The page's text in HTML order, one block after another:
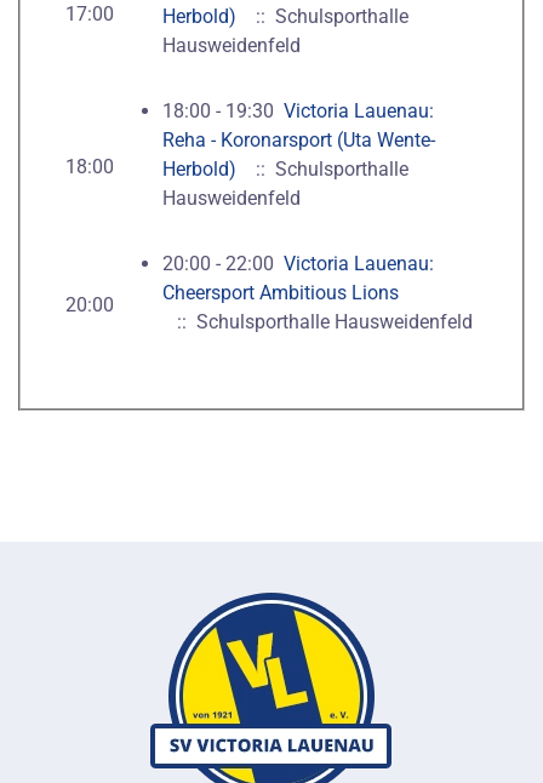
17:00
Herbold)
:: Schulsporthalle
Hausweidenfeld
18:00
18:00 - 19:30 Victoria Lauenau:
Reha - Koronarsport (Uta Wente-
Herbold)
:: Schulsporthalle
Hausweidenfeld
20:00
20:00 - 22:00 Victoria Lauenau:
Cheersport Ambitious Lions
:: Schulsporthalle Hausweidenfeld